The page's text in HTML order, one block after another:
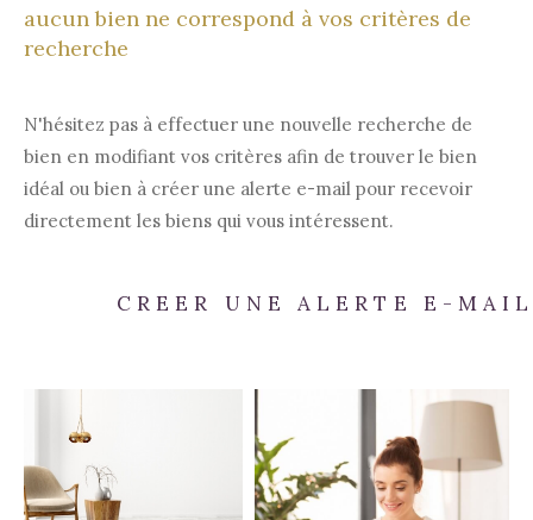
aucun bien ne correspond à vos critères de
recherche
N'hésitez pas à effectuer une nouvelle recherche de
bien en modifiant vos critères afin de trouver le bien
idéal ou bien à créer une alerte e-mail pour recevoir
directement les biens qui vous intéressent.
CREER UNE ALERTE E-